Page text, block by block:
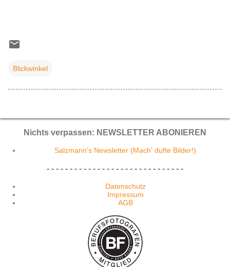
Blickwinkel
Nichts verpassen: NEWSLETTER ABONIEREN
Salzmann's Newsletter (Mach' dufte Bilder!)
- - - - - - - - - - - - - - - - - - - - - - - - - - - - - -
Datenschutz
Impressum
AGB